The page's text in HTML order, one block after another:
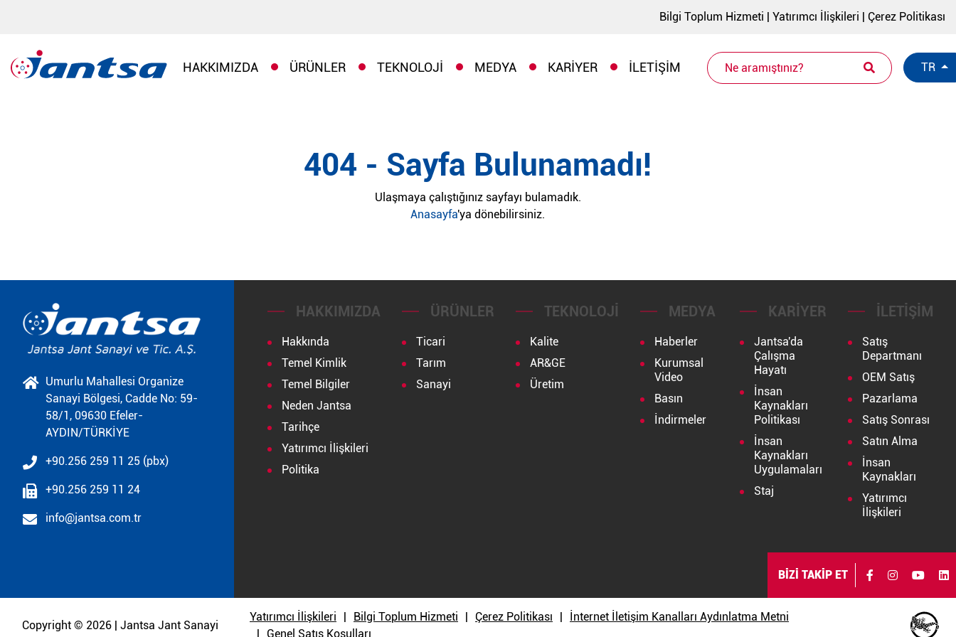
Bilgi Toplum Hizmeti | Yatırımcı İlişkileri | Çerez Politikası
HAKKIMIZDA ÜRÜNLER TEKNOLOJI MEDYA KARIYER İLETIŞIM TR
404 - Sayfa Bulunamadı!
Ulaşmaya çalıştığınız sayfayı bulamadık.
Anasayfa'ya dönebilirsiniz.
Umurlu Mahallesi Organize
Sanayi Bölgesi, Cadde No: 59-
58/1, 09630 Efeler-
AYDIN/TÜRKİYE
+90.256 259 11 25 (pbx)
+90.256 259 11 24
info@jantsa.com.tr
HAKKIMIZDA
Hakkında
Temel Kimlik
Temel Bilgiler
Neden Jantsa
Tarihçe
Yatırımcı İlişkileri
Politika
ÜRÜNLER
Ticari
Tarım
Sanayi
TEKNOLOJI
Kalite
AR&GE
Üretim
MEDYA
Haberler
Kurumsal
Video
Basın
İndirmeler
KARIYER
Jantsa'da
Çalışma
Hayatı
İnsan
Kaynakları
Politikası
İnsan
Kaynakları
Uygulamaları
Staj
İLETIŞIM
Satış
Departmanı
OEM Satış
Pazarlama
Satış Sonrası
Satın Alma
İnsan
Kaynakları
Yatırımcı
İlişkileri
BİZİ TAKİP ET
Copyright © 2026 | Jantsa Jant Sanayi
Yatırımcı İlişkileri Bilgi Toplum Hizmeti Çerez Politikası
İnternet İletişim Kanalları Aydınlatma Metni
Genel Satış Koşulları